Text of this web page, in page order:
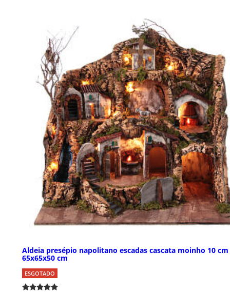
Aldeia presépio napolitano escadas cascata moinho 10 cm
65x65x50 cm
ESGOTADO